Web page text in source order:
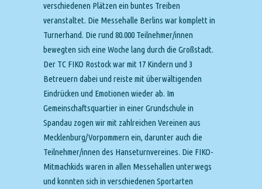
verschiedenen Plätzen ein buntes Treiben
veranstaltet. Die Messehalle Berlins war komplett in
Turnerhand. Die rund 80.000 Teilnehmer/innen
bewegten sich eine Woche lang durch die Großstadt.
Der TC FIKO Rostock war mit 17 Kindern und 3
Betreuern dabei und reiste mit überwältigenden
Eindrücken und Emotionen wieder ab. Im
Gemeinschaftsquartier in einer Grundschule in
Spandau zogen wir mit zahlreichen Vereinen aus
Mecklenburg/Vorpommern ein, darunter auch die
Teilnehmer/innen des Hanseturnvereines. Die FIKO-
Mitmachkids waren in allen Messehallen unterwegs
und konnten sich in verschiedenen Sportarten